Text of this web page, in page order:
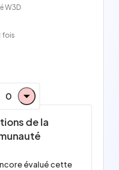
W3D
fois
0
de la
évalué cette